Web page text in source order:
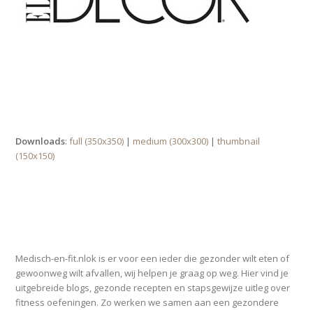
Downloads:full (350x350) | medium (300x300) |thumbnail
(150x150)
Medisch-en-fit.nlok is er voor een ieder die gezonder wilt eten of
gewoonweg wilt afvallen, wij helpen je graag op weg. Hier vind je
uitgebreide blogs, gezonde recepten en stapsgewijze uitleg over
fitness oefeningen. Zo werken we samen aan een gezondere